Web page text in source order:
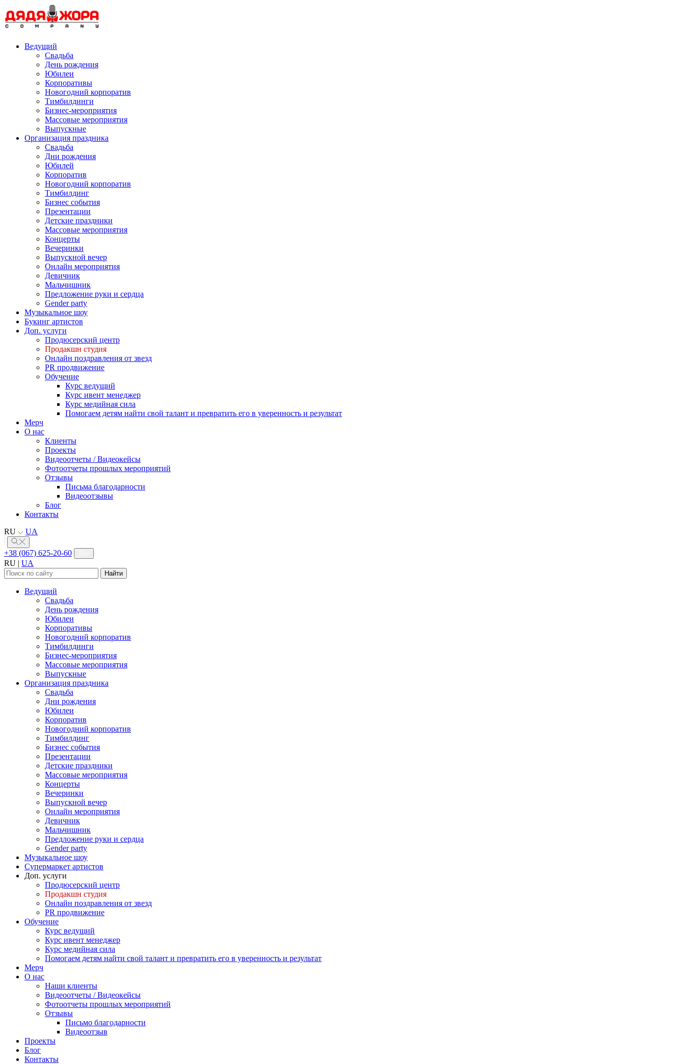
to
content
Ведущий
Свадьба
День рождения
Юбилеи
Корпоративы
Новогодний корпоратив
Тимбилдинги
Бизнес-мероприятия
Массовые мероприятия
Выпускные
Организация праздника
Свадьба
Дни рождения
Юбилей
Корпоратив
Новогодний корпоратив
Тимбилдинг
Бизнес события
Презентации
Детские праздники
Массовые мероприятия
Концерты
Вечеринки
Выпускной вечер
Онлайн мероприятия
Девичник
Мальчишник
Предложение руки и сердца
Gender party
Музыкальное шоу
Букинг артистов
Доп. услуги
Продюсерский центр
Продакшн студия
Онлайн поздравления от звезд
PR продвижение
Обучение
Курс ведущий
Курс ивент менеджер
Курс медийная сила
Помогаем детям найти свой талант и превратить его в уверенность и результат
Мерч
О нас
Клиенты
Проекты
Видеоотчеты / Видеокейсы
Фотоотчеты прошлых мероприятий
Отзывы
Письма благодарности
Видеоотзывы
Блог
Контакты
RU
UA
+38 (067) 625-20-60
RU | UA
Найти:
Ведущий
Свадьба
День рождения
Юбилеи
Корпоративы
Новогодний корпоратив
Тимбилдинги
Бизнес-мероприятия
Массовые мероприятия
Выпускные
Организация праздника
Свадьба
Дни рождения
Юбилеи
Корпоратив
Новогодний корпоратив
Тимбилдинг
Бизнес события
Презентации
Детские праздники
Массовые мероприятия
Концерты
Вечеринки
Выпускной вечер
Онлайн мероприятия
Девичник
Мальчишник
Предложение руки и сердца
Gender party
Музыкальное шоу
Супермаркет артистов
Доп. услуги
Продюсерский центр
Продакшн студия
Онлайн поздравления от звезд
PR продвижение
Обучение
Курс ведущий
Курс ивент менеджер
Курс медийная сила
Помогаем детям найти свой талант и превратить его в уверенность и результат
Мерч
О нас
Наши клиенты
Видеоотчеты / Видеокейсы
Фотоотчеты прошлых мероприятий
Отзывы
Письмо благодарности
Видеоотзыв
Проекты
Блог
Контакты